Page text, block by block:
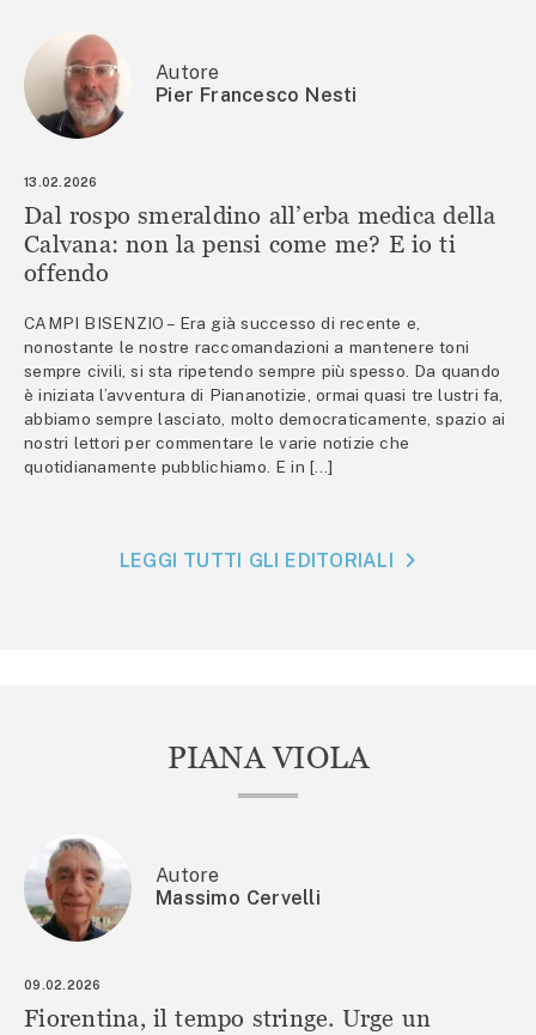
Autore
Pier Francesco Nesti
13.02.2026
Dal rospo smeraldino all’erba medica della
Calvana: non la pensi come me? E io ti
offendo
CAMPI BISENZIO – Era già successo di recente e,
nonostante le nostre raccomandazioni a mantenere toni
sempre civili, si sta ripetendo sempre più spesso. Da quando
è iniziata l’avventura di Piananotizie, ormai quasi tre lustri fa,
abbiamo sempre lasciato, molto democraticamente, spazio ai
nostri lettori per commentare le varie notizie che
quotidianamente pubblichiamo. E in […]
LEGGI TUTTI GLI EDITORIALI
PIANA VIOLA
Autore
Massimo Cervelli
09.02.2026
Fiorentina, il tempo stringe. Urge un